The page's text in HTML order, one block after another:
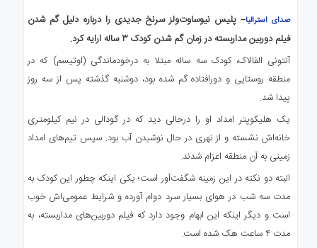
صدای استرالیا– پلیس نیوساوت‌ولز سرنخ جدیدی را درباره دلیل گم شدن
فیلم دوربین مداربسته در زمان گم شدن کودک ۳ ساله ارایه کرد.
آنتونی الفالاک، کودک سه ساله مبتلا به درخودماندگی (اوتیسم) که در
منطقه روستایی و دورافتاده گم شده بود، دوشنبه گذشته پس از سه روز
پیدا شد.
یک هلیکوپتر امداد او را درحالی دید که در گودالی در نیم کیلومتری
خانه‌اش نشسته و از نهری در حال نوشیدن آب بود. سپس تیم‌های امداد
زمینی به آن منطقه اعزام شدند.
البته دو نکته در این زمینه شگفت‌آور است؛ یکی اینکه چطور این کودک به
مدت سه شب در هوای بسیار سرد دوام آورده و شرایط عمومی‌اش خوب
است و دیگر اینکه این ابهام وجود دارد که فیلم دوربین‌های مداربسته، به
مدت ۴ ساعت هک شده است.